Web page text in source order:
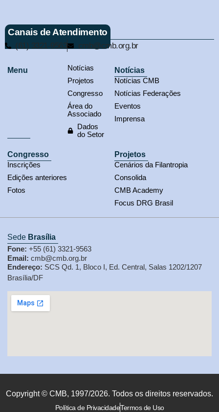
Canais de Atendimento
(61) 3321-9563 cmb@cmb.org.br
Menu
Notícias
Projetos
Congresso
Área do
Associado
Dados
do Setor
Notícias
Notícias CMB
Notícias Federações
Eventos
Imprensa
Congresso
Inscrições
Edições anteriores
Fotos
Projetos
Cenários da Filantropia
Consolida
CMB Academy
Focus DRG Brasil
Sede Brasília
Fone: +55 (61) 3321-9563
Email: cmb@cmb.org.br
Endereço: SCS Qd. 1, Bloco I, Ed. Central, Salas 1202/1207
Brasília/DF
Copyright © CMB, 1997/2026. Todos os direitos reservados.
Política de PrivacidadeTermos de Uso